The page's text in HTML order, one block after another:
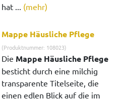
hat ... (mehr)
Mappe Häusliche Pflege
(Produktnummer: 108023)
Die Mappe Häusliche Pflege
besticht durch eine milchig
transparente Titelseite, die
einen edlen Blick auf die im